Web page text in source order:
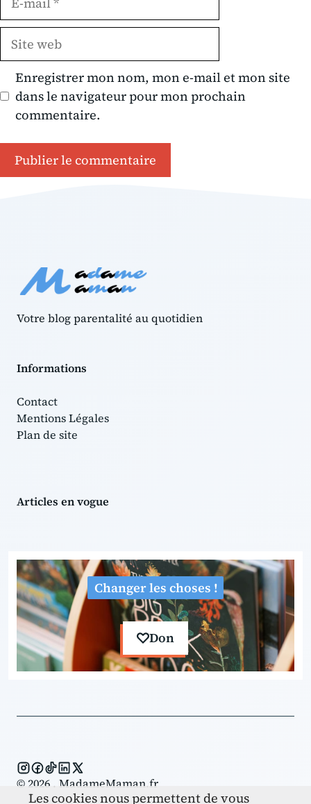
mail
Site
web
Enregistrer mon nom, mon e-mail et mon site
dans le navigateur pour mon prochain
commentaire.
Votre blog parentalité au quotidien
Informations
Contact
Mentions Légales
Plan de site
Articles en vogue
Changer les choses !
Don
© 2026 . MadameMaman.fr
Les cookies nous permettent de vous